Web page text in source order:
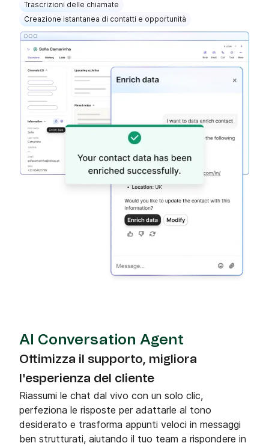
Trascrizioni delle chiamate
Creazione istantanea di contatti e opportunità
AI Conversation Agent
Ottimizza il supporto, migliora
l'esperienza del cliente
Riassumi le chat dal vivo con un solo clic,
perfeziona le risposte per adattarle al tono
desiderato e trasforma appunti veloci in messaggi
ben strutturati, aiutando il tuo team a rispondere in